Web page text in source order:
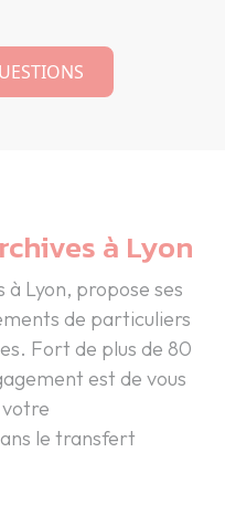
à Lyon
Lyon, propose ses
de particuliers
Fort de plus de 80
est de vous
le transfert